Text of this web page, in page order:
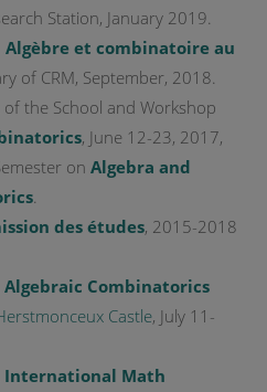
Station, January 2019.
Algèbre et combinatoire au
of CRM, September, 2018.
the School and Workshop
, June 12-23, 2017,
on Algebra and
des études, 2015-2018
Algebraic Combinatorics
Castle, July 11-
International Math